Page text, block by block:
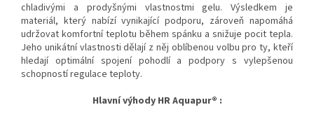
chladivými a prodyšnými vlastnostmi gelu. Výsledkem je
materiál, který nabízí vynikající podporu, zároveň napomáhá
udržovat komfortní teplotu během spánku a snižuje pocit tepla.
Jeho unikátní vlastnosti dělají z něj oblíbenou volbu pro ty, kteří
hledají optimální spojení pohodlí a podpory s vylepšenou
schopností regulace teploty.
Hlavní výhody HR Aquapur® :